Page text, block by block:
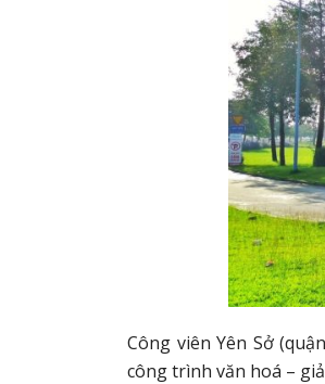
Công viên Yên Sở
công trình văn hoá –